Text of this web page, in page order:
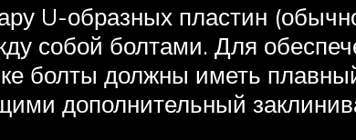
U-образных пластин
собой болтами. Для
болты должны иметь
дополнительный